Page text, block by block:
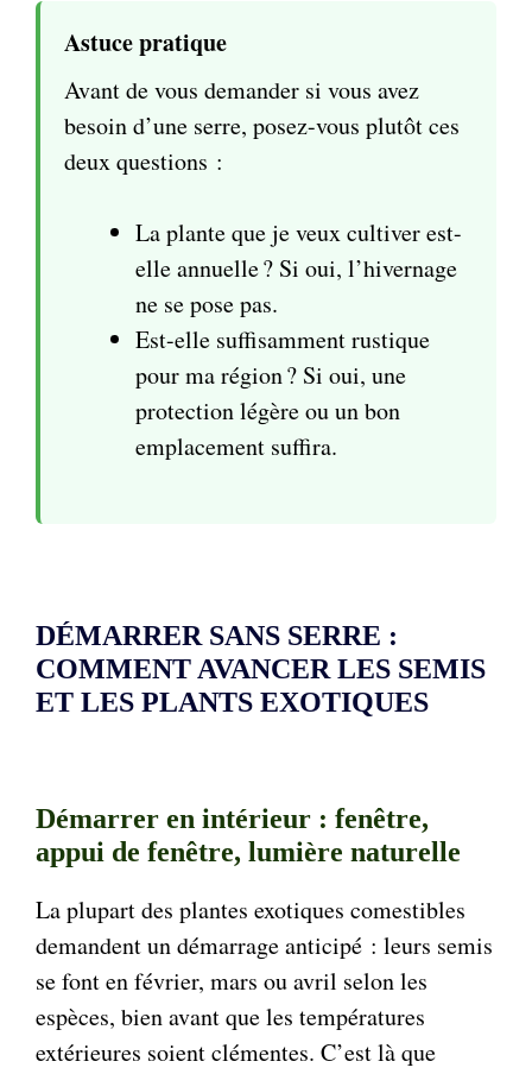
Astuce pratique
Avant de vous demander si vous avez
besoin d’une serre, posez-vous plutôt ces
deux questions :
La plante que je veux cultiver est-
elle annuelle ? Si oui, l’hivernage
ne se pose pas.
Est-elle suffisamment rustique
pour ma région ? Si oui, une
protection légère ou un bon
emplacement suffira.
DÉMARRER SANS SERRE :
COMMENT AVANCER LES SEMIS
ET LES PLANTS EXOTIQUES
Démarrer en intérieur : fenêtre,
appui de fenêtre, lumière naturelle
La plupart des plantes exotiques comestibles
demandent un démarrage anticipé : leurs semis
se font en février, mars ou avril selon les
espèces, bien avant que les températures
extérieures soient clémentes. C’est là que